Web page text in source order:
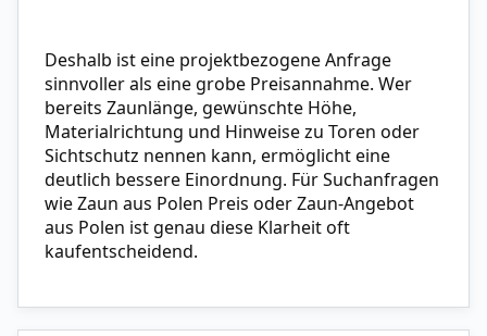
Deshalb ist eine projektbezogene Anfrage
sinnvoller als eine grobe Preisannahme. Wer
bereits Zaunlänge, gewünschte Höhe,
Materialrichtung und Hinweise zu Toren oder
Sichtschutz nennen kann, ermöglicht eine
deutlich bessere Einordnung. Für Suchanfragen
wie Zaun aus Polen Preis oder Zaun-Angebot
aus Polen ist genau diese Klarheit oft
kaufentscheidend.